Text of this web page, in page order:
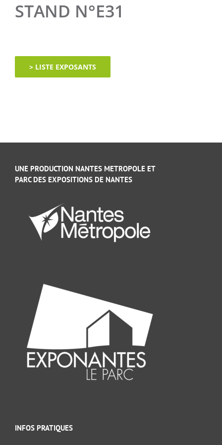
STAND N°E31
> LISTE EXPOSANTS
UNE PRODUCTION NANTES METROPOLE ET
PARC DES EXPOSITIONS DE NANTES
INFOS PRATIQUES